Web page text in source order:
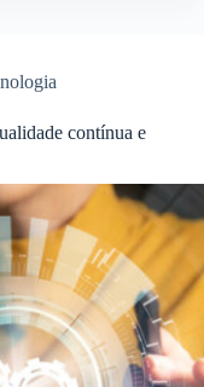
contínua e